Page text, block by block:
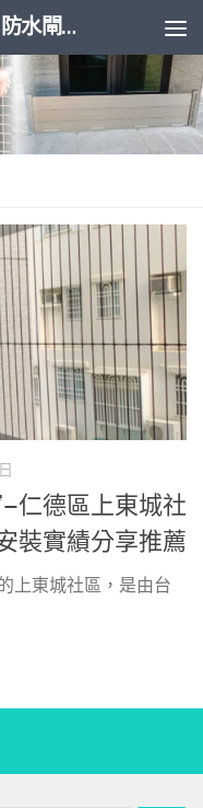
台北高高順隱形鐵窗.防霾紗網.防水閘門
仁德區上東城社
裝實績分享推薦
上東城社區，是由台